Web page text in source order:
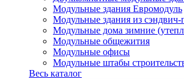
Модульные здания Евромодуль
Модульные здания из сэндвич-
Модульные дома зимние
Модульные общежития
Модульные офисы
Модульные штабы
Весь каталог